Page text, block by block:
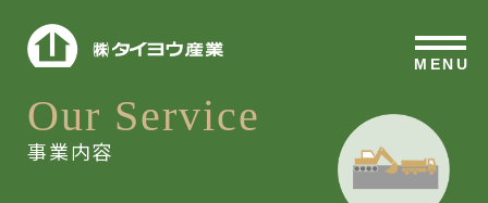
MENU
Our Service
事業内容